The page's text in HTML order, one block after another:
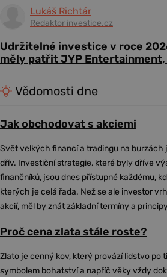
Lukáš Richtár
Redaktor investice.cz
Udržitelné investice v roce
měly patřit JYP Entertainment,
Vědomosti dne
Jak obchodovat s akciemi
Svět velkých financí a tradingu na burzách
dřív. Investiční strategie, které byly dříve
finančníků, jsou dnes přístupné každému,
kterých je celá řada. Než se ale investor
akcií, měl by znát základní termíny a
Proč cena zlata stále roste?
Zlato je cenný kov, který provází lidstvo po
symbolem bohatství a napříč věky vždy